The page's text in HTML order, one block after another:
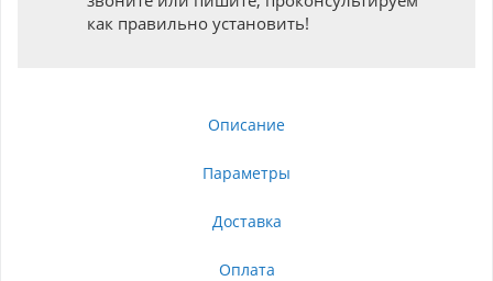
как правильно установить!
Описание
Параметры
Доставка
Оплата